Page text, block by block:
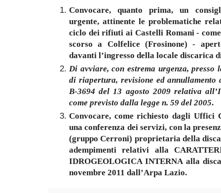
Convocare, quanto prima, un
urgente, attinente le problematiche
ciclo dei rifiuti ai Castelli Romani -
scorso a Colfelice (Frosinone) -
davanti l’ingresso della locale discarica
Di avviare, con estrema urgenza,
di riapertura, revisione ed annullamento
B-3694 del 13 agosto 2009 relativa
come previsto dalla legge n. 59 del 2005.
Convocare, come richiesto dagli Uffici
una conferenza dei servizi, con la
(gruppo Cerroni) proprietaria della
adempimenti relativi alla
IDROGEOLOGICA INTERNA alla
novembre 2011 dall’Arpa Lazio.